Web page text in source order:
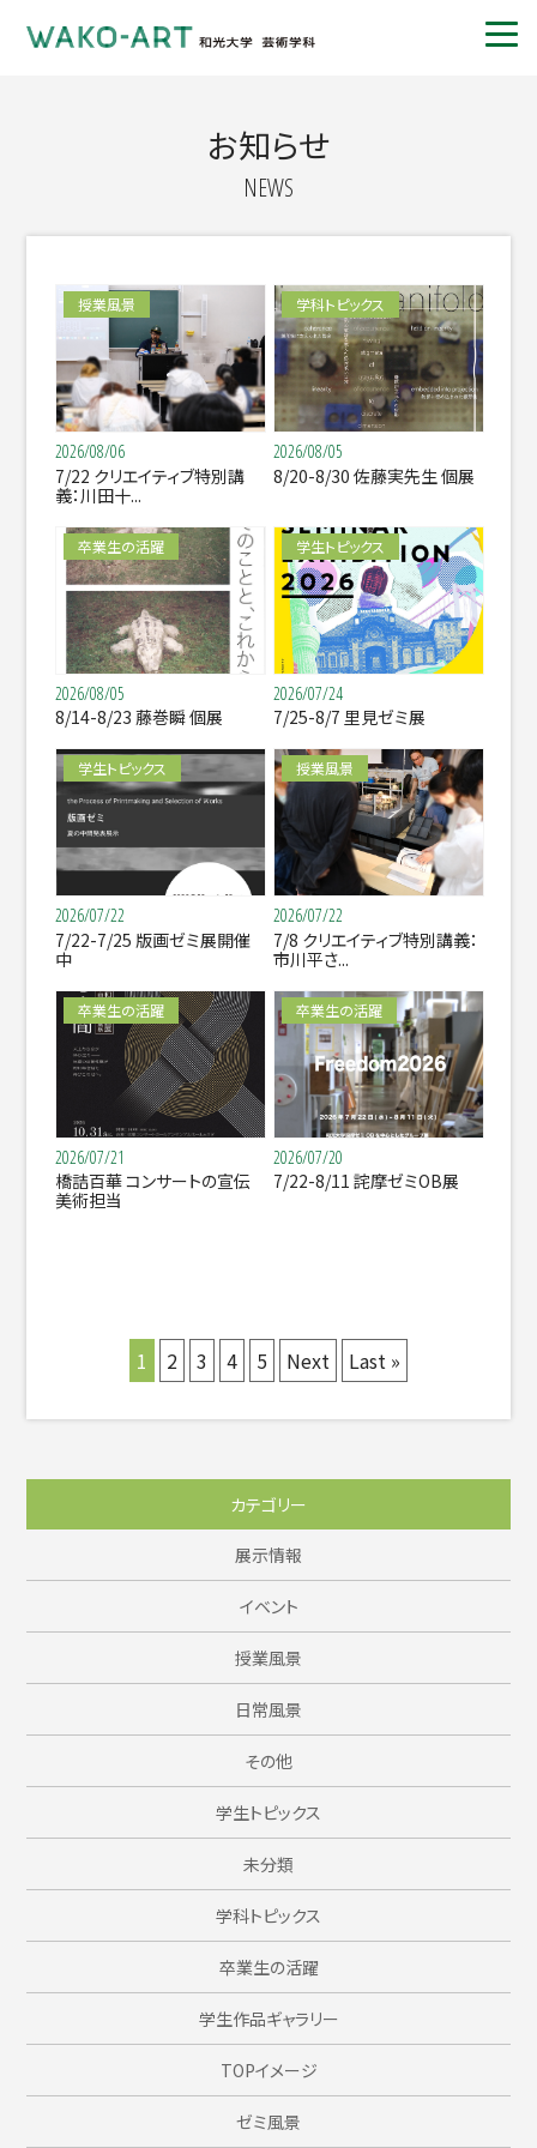
お知らせ
NEWS
授業風景
2026/08/06
7/22 クリエイティブ特別講
義：川田十...
学科トピックス
2026/08/05
8/20-8/30 佐藤実先生 個展
卒業生の活躍
2026/08/05
8/14-8/23 藤巻瞬 個展
学生トピックス
2026/07/24
7/25-8/7 里見ゼミ展
学生トピックス
2026/07/22
7/22-7/25 版画ゼミ展開催
中
授業風景
2026/07/22
7/8 クリエイティブ特別講義：
市川平さ...
卒業生の活躍
2026/07/21
橋詰百華 コンサートの宣伝
美術担当
卒業生の活躍
2026/07/20
7/22-8/11 詫摩ゼミOB展
1 2 3 4 5 Next Last »
カテゴリー
展示情報
イベント
授業風景
日常風景
その他
学生トピックス
未分類
学科トピックス
卒業生の活躍
学生作品ギャラリー
TOPイメージ
ゼミ風景